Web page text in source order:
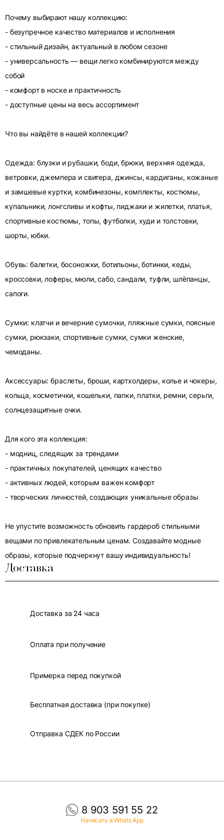
Почему выбирают нашу коллекцию:
- безупречное качество материалов и исполнения
- стильный дизайн, актуальный в любом сезоне
- универсальность — вещи легко комбинируются между
собой
- комфорт в носке и практичность
- доступные цены на весь ассортимент
Что вы найдёте в нашей коллекции?
Одежда: блузки и рубашки, боди, брюки, верхняя одежда,
ветровки, джемпера и свитера, джинсы, кардиганы, кожаные
и замшевые куртки, комбинезоны, комплекты, костюмы,
купальники, лонгсливы и кофты, пиджаки и жилетки, платья,
спортивные костюмы, топы, футболки, худи и толстовки,
шорты, юбки.
Обувь: балетки, босоножки, ботильоны, ботинки, кеды,
кроссовки, лоферы, мюли, сабо, сандали, туфли, шлёпанцы,
сапоги.
Сумки: клатчи и вечерние сумочки, пляжные сумки, поясные
сумки, рюкзаки, спортивные сумки, сумки женские,
чемоданы.
Аксессуары: браслеты, броши, картхолдеры, колье и чокеры,
кольца, косметички, кошельки, папки, платки, ремни, серьги,
солнцезащитные очки.
Для кого эта коллекция:
- модниц, следящих за трендами
- практичных покупателей, ценящих качество
- активных людей, которым важен комфорт
- творческих личностей, создающих уникальные образы
Не упустите возможность обновить гардероб стильными
вещами по привлекательным ценам. Создавайте модные
образы, которые подчеркнут вашу индивидуальность!
Доставка
Доставка за 24 часа
Оплата при получение
Примерка перед покупкой
Бесплатная доставка (при покупке)
Отправка СДЕК по России
8 903 591 55 22
Написать в Whats App